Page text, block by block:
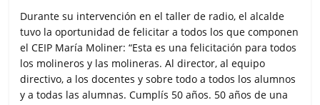
Durante su intervención en el taller de radio, el alcalde
tuvo la oportunidad de felicitar a todos los que componen
el CEIP María Moliner: “Esta es una felicitación para todos
los molineros y las molineras. Al director, al equipo
directivo, a los docentes y sobre todo a todos los alumnos
y a todas las alumnas. Cumplís 50 años. 50 años de una